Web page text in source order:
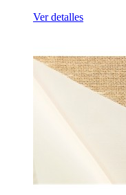
Ver detalles